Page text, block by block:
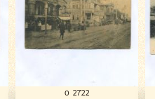
о 2722